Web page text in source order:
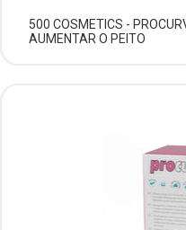
500 COSMETICS -
AUMENTAR O PEITO